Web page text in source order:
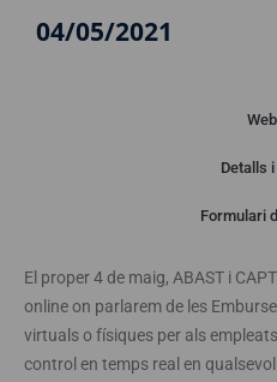
04/05/2021
Detalls
Formulari
El proper 4 de maig, ABAST i
online on parlarem de les
virtuals o físiques per als
control en temps real en